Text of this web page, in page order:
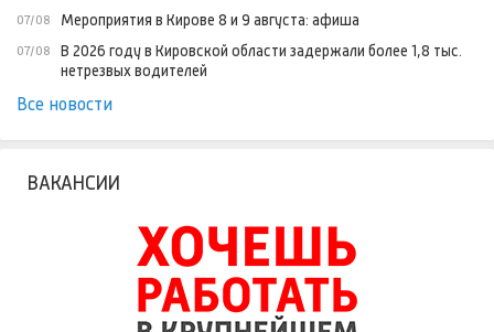
07/08 Мероприятия в Кирове 8 и 9 августа: афиша
07/08
В 2026 году в Кировской области задержали более 1,8 тыс.
нетрезвых водителей
Все новости
ВАКАНСИИ